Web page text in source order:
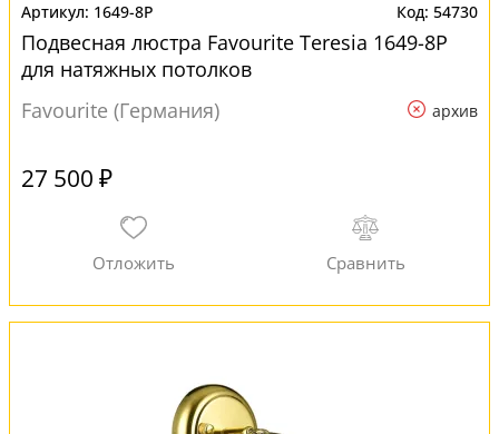
1649-8P 54730
Подвесная люстра Favourite Teresia 1649-8P
для натяжных потолков
Favourite (Германия)
архив
27 500 ₽